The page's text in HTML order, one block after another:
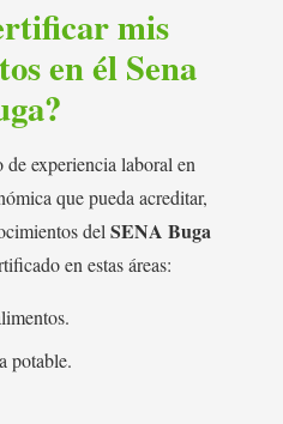
mis
en él Sena
de experiencia laboral en
que pueda acreditar,
delSENA Buga
en estas áreas:
potable.